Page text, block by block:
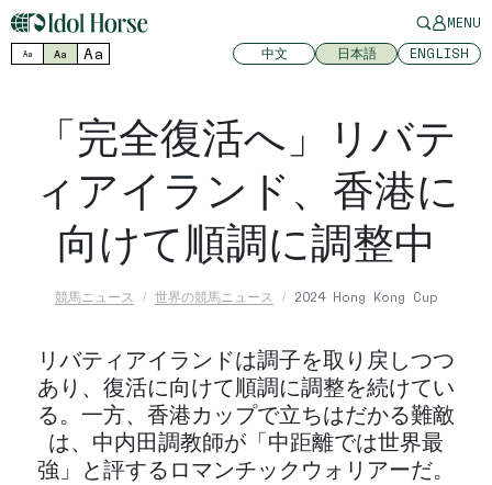
MENU
Aa Aa Aa 中文 日本語 ENGLISH
「完全復活へ」リバテ
ィアイランド、香港に
向けて順調に調整中
競馬ニュース 世界の競馬ニュース 2024 Hong Kong Cup
リバティアイランドは調子を取り戻しつつ
あり、復活に向けて順調に調整を続けてい
る。一方、香港カップで立ちはだかる難敵
は、中内田調教師が「中距離では世界最
強」と評するロマンチックウォリアーだ。